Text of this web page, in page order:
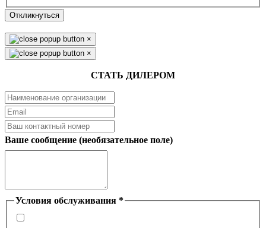
Откликнуться
×
×
СТАТЬ ДИЛЕРОМ
Ваше сообщение (необязательное поле)
Условия обслуживания *